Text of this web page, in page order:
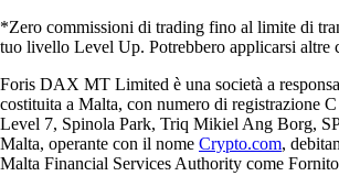
*Zero commissioni di trading fino al limite di
tuo livello Level Up. Potrebbero applicarsi altre
Foris DAX MT Limited è una società a
costituita a Malta, con numero di registrazione C
Level 7, Spinola Park, Triq Mikiel Ang Borg,
Malta, operante con il nome Crypto.com,
Malta Financial Services Authority come